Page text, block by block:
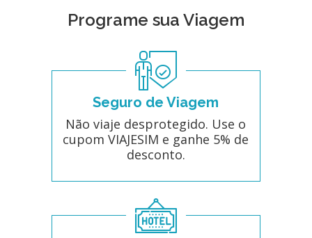
Programe sua Viagem
Seguro de Viagem
Não viaje desprotegido. Use o
cupom VIAJESIM e ganhe 5% de
desconto.